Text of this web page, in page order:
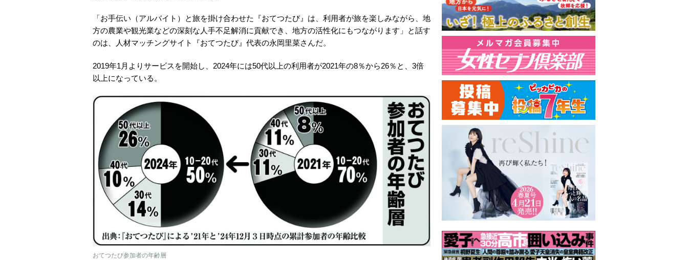
「お手伝い（アルバイト）と旅を掛け合わせた『おてつたび』は、利用者が旅を楽しみながら、地
方の農業や観光業などの深刻な人手不足解消に貢献でき、地方の活性化にもつながります」と話す
のは、人材マッチングサイト『おてつたび』代表の永岡里菜さんだ。
2019年1月よりサービスを開始し、2024年には50代以上の利用者が2021年の8％から26％と、3倍
以上になっている。
おてつたび参加者の年齢層